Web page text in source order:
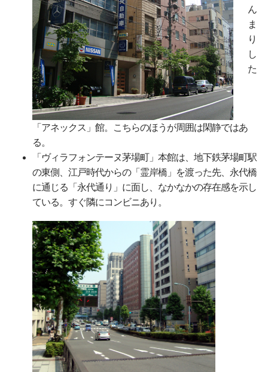
ん
ま
り
し
た
「アネックス」館。こちらのほうが周囲は閑静ではあ
る。
「ヴィラフォンテーヌ茅場町」本館は、地下鉄茅場町駅
の東側、江戸時代からの「霊岸橋」を渡った先、永代橋
に通じる「永代通り」に面し、なかなかの存在感を示し
ている。すぐ隣にコンビニあり。